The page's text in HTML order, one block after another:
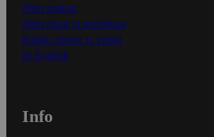
Näin maksat
Näin tilaat ja muokkaat
Kaikki ohjeet ja vinkit
In English
Info